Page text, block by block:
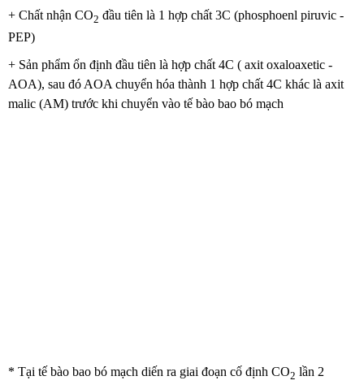
+ Chất nhận CO2 đầu tiên là 1 hợp chất 3C (phosphoenl piruvic -
PEP)
+ Sản phẩm ổn định đầu tiên là hợp chất 4C ( axit oxaloaxetic -
AOA), sau đó AOA chuyển hóa thành 1 hợp chất 4C khác là axit
malic (AM) trước khi chuyển vào tế bào bao bó mạch
* Tại tế bào bao bó mạch diến ra giai đoạn cố định CO2 lần 2